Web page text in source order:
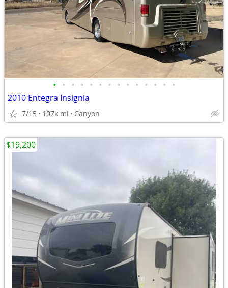
• • • • • • • • • • • • • •
2010 Entegra Insignia
7/15 107k mi Canyon
$19,200